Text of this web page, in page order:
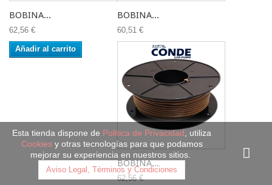
BOBINA...
62,56 €
Añadir al carrito
BOBINA...
60,51 €
BOBINA...
62,56 €
Esta tienda dispone de Politica de Privacidad , utiliza
Cookiesy otras tecnologías para que podamos
mejorar su experiencia en nuestros sitios.
Aviso Legal, Términos y Condiciones